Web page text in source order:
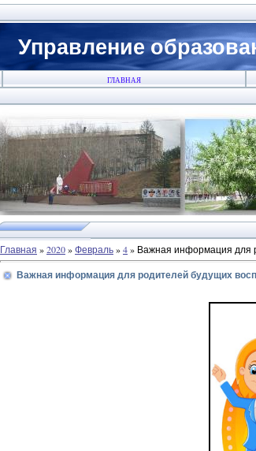
Управление
ГЛАВНАЯ
Главная »2020»Февраль»4» Важная информация для
Важная информация для родителей будущих